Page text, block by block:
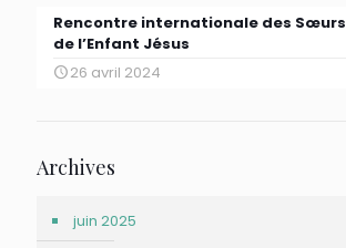
Rencontre internationale des Sœurs
de l’Enfant Jésus
26 avril 2024
Archives
juin 2025